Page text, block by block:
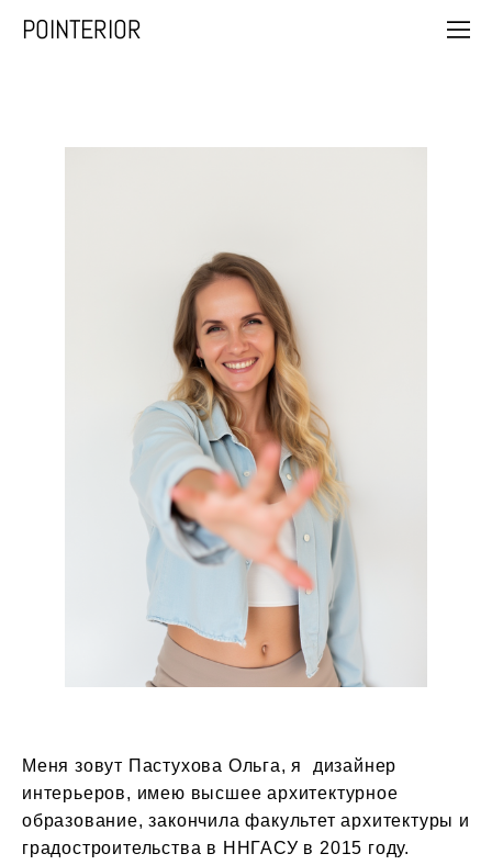
POINTERIOR
Меня зовут Пастухова Ольга, я дизайнер
интерьеров, имею высшее архитектурное
образование, закончила факультет архитектуры и
градостроительства в ННГАСУ в 2015 году.